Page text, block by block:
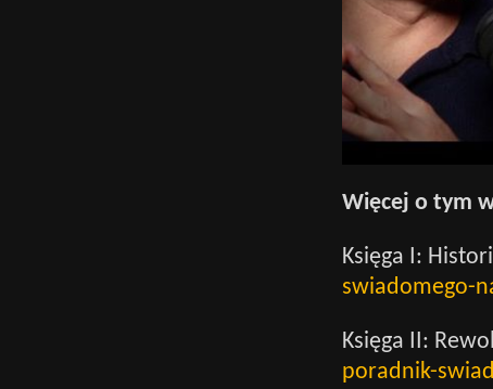
Więcej o tym
Księga I:
swiadomego-
Księga II:
poradnik-